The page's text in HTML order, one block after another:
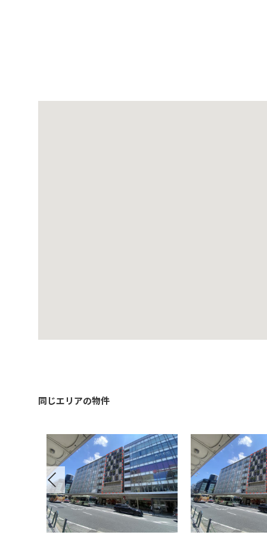
同じエリアの物件
Previous